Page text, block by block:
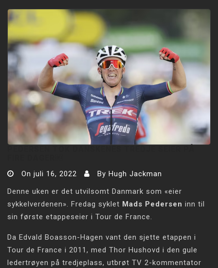
On juli 16, 2022 By Hugh Jackman
Denne uken er det utvilsomt Danmark som «eier
sykkelverdenen». Fredag syklet Mads Pedersen inn til
sin første etappeseier i Tour de France.
Da Edvald Boasson-Hagen vant den sjette etappen i
Tour de France i 2011, med Thor Hushovd i den gule
ledertrøyen på tredjeplass, utbrøt TV 2-kommentator